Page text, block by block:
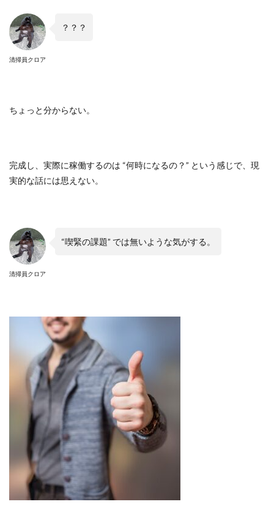
清掃員クロア
？？？
ちょっと分からない。
完成し、実際に稼働するのは “何時になるの？” という感じで、現
実的な話には思えない。
清掃員クロア
“喫緊の課題” では無いような気がする。